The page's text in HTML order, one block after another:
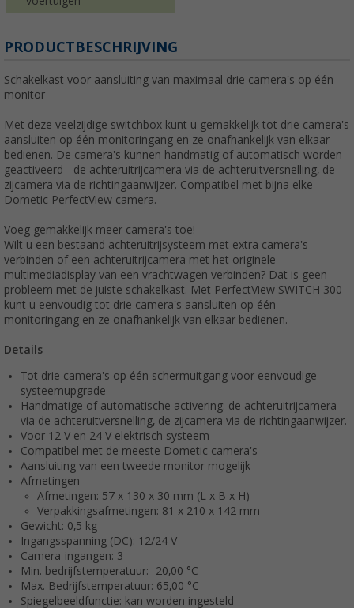
PRODUCTBESCHRIJVING
Schakelkast voor aansluiting van maximaal drie camera's op één
monitor
Met deze veelzijdige switchbox kunt u gemakkelijk tot drie camera's
aansluiten op één monitoringang en ze onafhankelijk van elkaar
bedienen. De camera's kunnen handmatig of automatisch worden
geactiveerd - de achteruitrijcamera via de achteruitversnelling, de
zijcamera via de richtingaanwijzer. Compatibel met bijna elke
Dometic PerfectView camera.
Voeg gemakkelijk meer camera's toe!
Wilt u een bestaand achteruitrijsysteem met extra camera's
verbinden of een achteruitrijcamera met het originele
multimediadisplay van een vrachtwagen verbinden? Dat is geen
probleem met de juiste schakelkast. Met PerfectView SWITCH 300
kunt u eenvoudig tot drie camera's aansluiten op één
monitoringang en ze onafhankelijk van elkaar bedienen.
Details
Tot drie camera's op één schermuitgang voor eenvoudige
systeemupgrade
Handmatige of automatische activering: de achteruitrijcamera
via de achteruitversnelling, de zijcamera via de richtingaanwijzer.
Voor 12 V en 24 V elektrisch systeem
Compatibel met de meeste Dometic camera's
Aansluiting van een tweede monitor mogelijk
Afmetingen
Afmetingen: 57 x 130 x 30 mm (L x B x H)
Verpakkingsafmetingen: 81 x 210 x 142 mm
Gewicht: 0,5 kg
Ingangsspanning (DC): 12/24 V
Camera-ingangen: 3
Min. bedrijfstemperatuur: -20,00 °C
Max. Bedrijfstemperatuur: 65,00 °C
Spiegelbeeldfunctie: kan worden ingesteld